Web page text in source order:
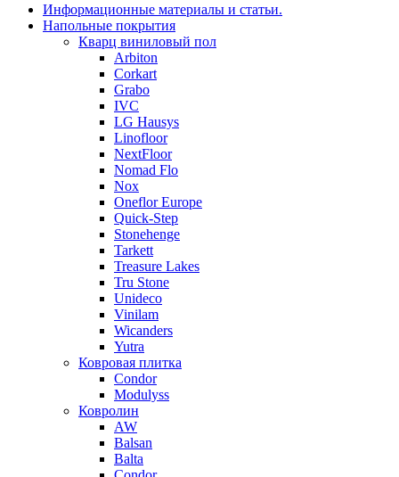
Информационные материалы и статьи.
Напольные покрытия
Кварц виниловый пол
Arbiton
Corkart
Grabo
IVC
LG Hausys
Linofloor
NextFloor
Nomad Flo
Nox
Oneflor Europe
Quick-Step
Stonehenge
Tarkett
Treasure Lakes
Tru Stone
Unideco
Vinilam
Wicanders
Yutra
Ковровая плитка
Condor
Modulyss
Ковролин
AW
Balsan
Balta